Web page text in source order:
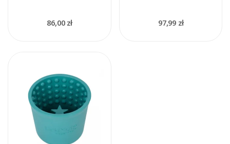
86,00 zł 97,99 zł